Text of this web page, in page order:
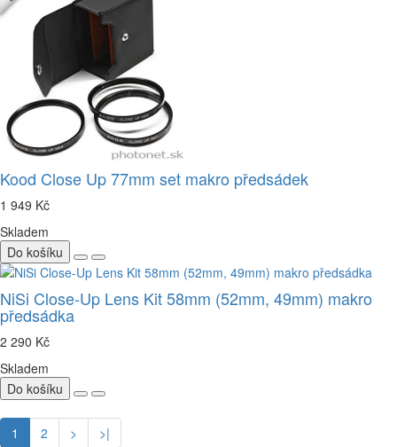
Kood Close Up 77mm set makro předsádek
1 949 Kč
Skladem
Do košíku
NiSi Close-Up Lens Kit 58mm (52mm, 49mm) makro
předsádka
2 290 Kč
Skladem
Do košíku
1 2 > >|